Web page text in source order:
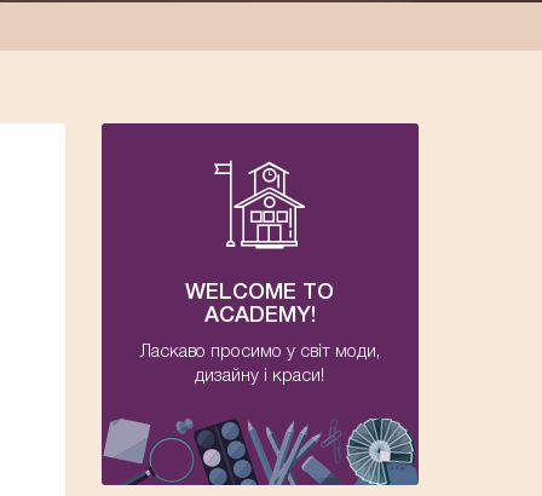
WELCOME TO
ACADEMY!
Ласкаво просимо у світ моди,
дизайну і краси!